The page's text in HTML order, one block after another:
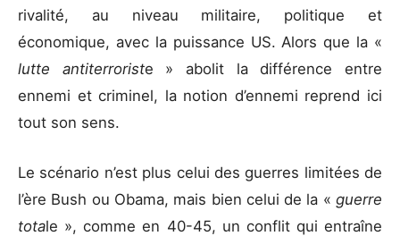
rivalité, au niveau militaire, politique et
économique, avec la puissance US. Alors que la «
lutte antiterroriste » abolit la différence entre
ennemi et criminel, la notion d’ennemi reprend ici
tout son sens.
Le scénario n’est plus celui des guerres limitées de
l’ère Bush ou Obama, mais bien celui de la « guerre
totale », comme en 40-45, un conflit qui entraîne